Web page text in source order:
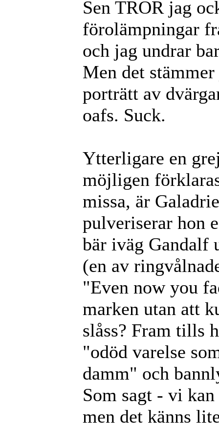
Sen TROR jag
förolämpningar
och jag undrar
Men det
porträtt av
oafs. Suck.
Ytterligare en
möjligen
missa, är
pulveriserar hon
bär iväg Gandalf
(en av
"Even now you
marken utan att
slåss? Fram tills
"odöd varelse
damm" och
Som sagt - vi
men det känns